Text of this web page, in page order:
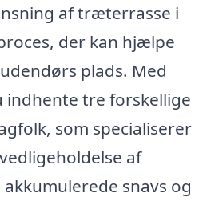
af træterrasse i
der kan hjælpe
plads. Med
indhente tre forskellige
som specialiserer
af
snavs og